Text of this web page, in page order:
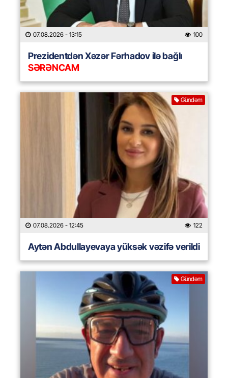
07.08.2026 - 13:15 100
Prezidentdən Xəzər Fərhadov ilə bağlı
SƏRƏNCAM
Gündəm
07.08.2026 - 12:45 122
Aytən Abdullayevaya yüksək vəzifə verildi
Gündəm